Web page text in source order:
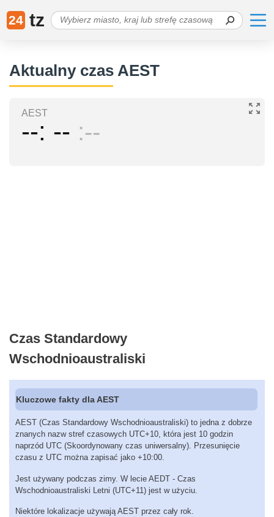
24 tz
Aktualny czas AEST
AEST
-- -- --
Czas Standardowy
Wschodnioaustraliski
Kluczowe fakty dla AEST
AEST (Czas Standardowy Wschodnioaustraliski) to jedna z dobrze
znanych nazw stref czasowych UTC+10, która jest 10 godzin
naprzód UTC (Skoordynowany czas uniwersalny). Przesunięcie
czasu z UTC można zapisać jako +10:00.
Jest używany podczas zimy. W lecie AEDT - Czas
Wschodnioaustraliski Letni (UTC+11) jest w użyciu.
Niektóre lokalizacje używają AEST przez cały rok.